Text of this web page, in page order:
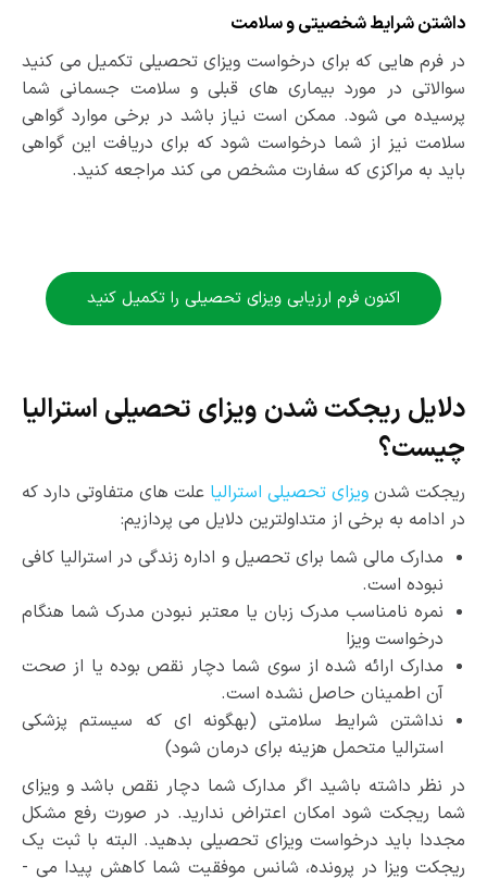
داشتن شرایط شخصیتی و سلامت
در فرم ­هایی که برای درخواست ویزای تحصیلی تکمیل می­ کنید
سوالاتی در مورد بیماری­ های قبلی و سلامت جسمانی شما
پرسیده می­ شود. ممکن است نیاز باشد در برخی موارد گواهی
سلامت نیز از شما درخواست شود که برای دریافت این گواهی
باید به مراکزی که سفارت مشخص می­ کند مراجعه کنید.
اکنون فرم ارزیابی ویزای تحصیلی را تکمیل کنید
دلایل ریجکت شدن ویزای تحصیلی استرالیا
چیست؟
ریجکت شدن ویزای تحصیلی استرالیا علت ­های متفاوتی دارد که
در ادامه به برخی از متداول­ترین دلایل می ­پردازیم:
مدارک مالی شما برای تحصیل و اداره­ زندگی در استرالیا کافی
نبوده است.
نمره نامناسب مدرک زبان یا معتبر نبودن مدرک شما هنگام
درخواست ویزا
مدارک ارائه شده از سوی شما دچار نقص بوده یا از صحت
آن اطمینان حاصل نشده است.
نداشتن شرایط سلامتی (به­گونه ­ای که سیستم پزشکی
استرالیا متحمل هزینه برای درمان شود)
در نظر داشته باشید اگر مدارک شما دچار نقص باشد و ویزای
شما ریجکت شود امکان اعتراض ندارید. در صورت رفع مشکل
مجددا باید درخواست ویزای تحصیلی بدهید. البته با ثبت یک
ریجکت ویزا در پرونده، شانس موفقیت شما کاهش پیدا می ­